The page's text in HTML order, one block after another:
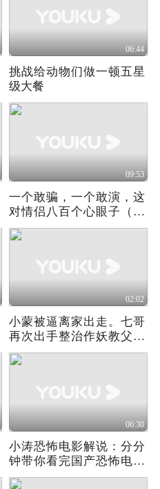
06:44
挑战给动物们做一顿五星
级大餐
09:53
一个敢骗，一个敢演，这
对情侣八百个心眼子（搭
讪的法则）
02:02
小蒙被逼离家出走。七哥
再次出手整治作妖教父谢
广坤。
06:30
小涛恐怖电影解说：分分
钟带你看完国产恐怖电影
《诡替身》